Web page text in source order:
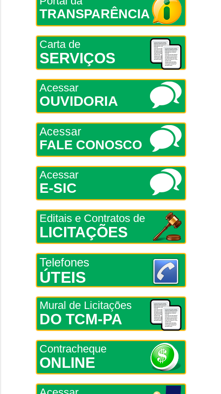
TRANSPARÊNCIA
Carta de
SERVIÇOS
Acessar
OUVIDORIA
Acessar
FALE CONOSCO
Acessar
E-SIC
Editais e Contratos de
LICITAÇÕES
Telefones
ÚTEIS
Mural de Licitações
DO TCM-PA
Contracheque
ONLINE